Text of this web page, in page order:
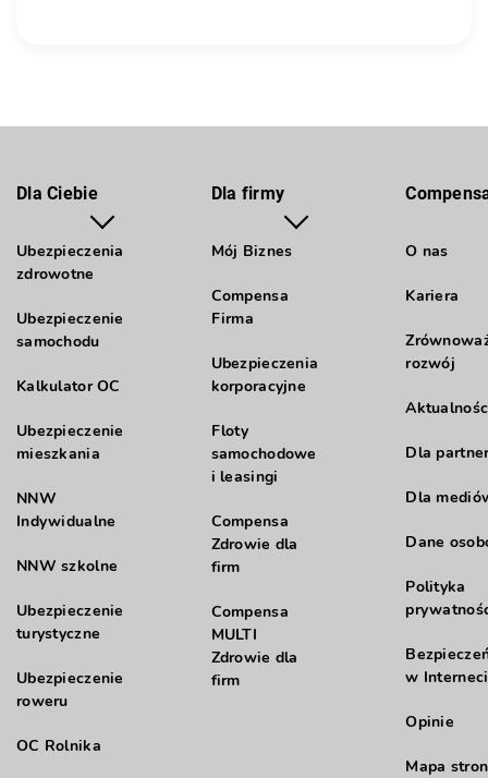
Dla Ciebie
Ubezpieczenia
zdrowotne
Ubezpieczenie
samochodu
Kalkulator OC
Ubezpieczenie
mieszkania
NNW
Indywidualne
NNW szkolne
Ubezpieczenie
turystyczne
Ubezpieczenie
roweru
OC Rolnika
Dla firmy
Mój Biznes
Compensa
Firma
Ubezpieczenia
korporacyjne
Floty
samochodowe
i leasingi
Compensa
Zdrowie dla
firm
Compensa
MULTI
Zdrowie dla
firm
O nas
Kariera
rozwój
Dla
Dla
Dane
Polityka
w
Opinie
Mapa